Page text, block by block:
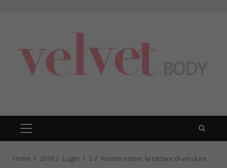
PRIMARY
MENU
Home 2016 Luglio 2 Ricette estive: la tartare di verdure